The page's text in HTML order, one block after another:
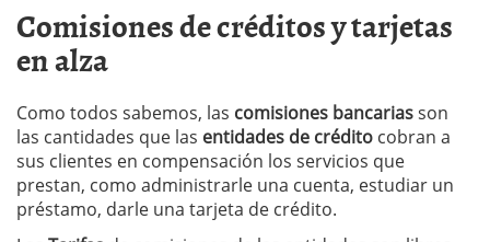
Comisiones de créditos y tarjetas
en alza
Como todos sabemos, las comisiones bancariasson
las cantidades que las entidades de crédito cobran a
sus clientes en compensación los servicios que
prestan, como administrarle una cuenta, estudiar un
préstamo, darle una tarjeta de crédito.